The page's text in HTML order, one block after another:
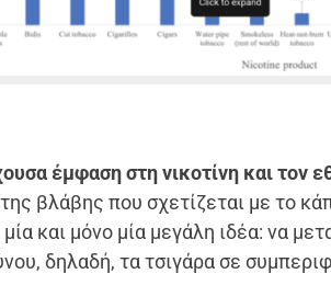
έμφαση στη νικοτίνη και τον
βλάβης που σχετίζεται με το
και μόνο μία μεγάλη ιδέα: να
δηλαδή, τα τσιγάρα σε